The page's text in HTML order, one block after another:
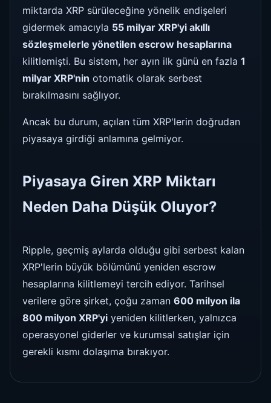
miktarda XRP sürüleceğine yönelik endişeleri
gidermek amacıyla 55 milyar XRP'yi akıllı
sözleşmelerle yönetilen escrow hesaplarına
kilitlemişti. Bu sistem, her ayın ilk günü en fazla 1
milyar XRP'nin otomatik olarak serbest
bırakılmasını sağlıyor.
Ancak bu durum, açılan tüm XRP'lerin doğrudan
piyasaya girdiği anlamına gelmiyor.
Piyasaya Giren XRP Miktarı
Neden Daha Düşük Oluyor?
Ripple, geçmiş aylarda olduğu gibi serbest kalan
XRP'lerin büyük bölümünü yeniden escrow
hesaplarına kilitlemeyi tercih ediyor. Tarihsel
verilere göre şirket, çoğu zaman 600 milyon ila
800 milyon XRP'yi yeniden kilitlerken, yalnızca
operasyonel giderler ve kurumsal satışlar için
gerekli kısmı dolaşıma bırakıyor.